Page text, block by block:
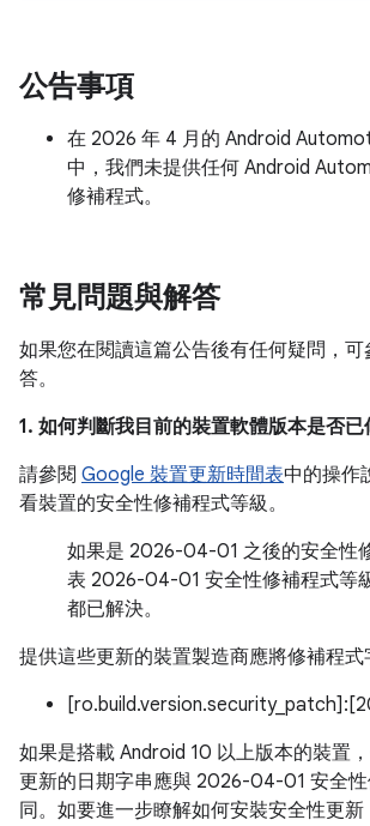
公告事項
在 2026 年 4 月的 Android
中，我們未提供任何 Android
修補程式。
常見問題與解答
如果您在閱讀這篇公告後有任何疑問，可
答。
1. 如何判斷我目前的裝置軟體版本是否已
請參閱 Google 裝置更新時間表中的操作
看裝置的安全性修補程式等級。
如果是 2026-04-01 之後的安全性
表 2026-04-01 安全性修補程式等
都已解決。
提供這些更新的裝置製造商應將修補程式
如果是搭載 Android 10 以上版本的裝置
更新的日期字串應與 2026-04-01 安全
同。如要進一步瞭解如何安裝安全性更新